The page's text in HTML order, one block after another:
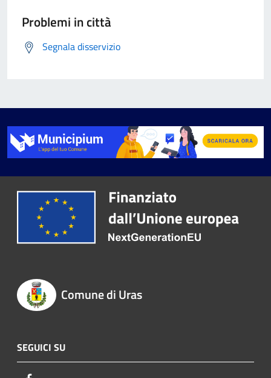
Problemi in città
Segnala disservizio
Comune di Uras
SEGUICI SU